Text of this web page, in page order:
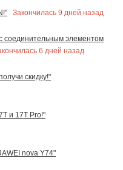
Закончилась 9 дней назад
соединительным элементом
6 дней назад
скидку!"
и 17T Pro!"
nova Y74"